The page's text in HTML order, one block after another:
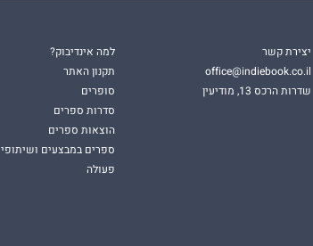
יצירת קשר
office@indiebook.co.il
שדרות הרכס 13, מודיעין
למה אינדיבוק?
תקנון האתר
סופרים
סדרות ספרים
הוצאות ספרים
ספרים במבצעים ושיתופי
פעולה